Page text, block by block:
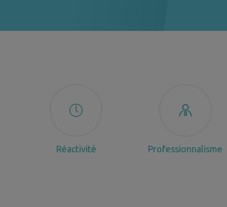
Réactivité Professionnalisme